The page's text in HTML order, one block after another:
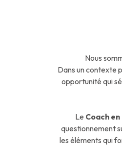
Nous
Dans un contexte
opportunité qui
Le Coach
questionnement
les éléments qui